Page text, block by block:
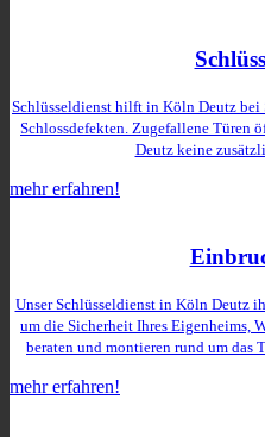
Schlüsseldienst hilft in Köln Deutz bei
Schlossdefekten. Zugefallene Türen
Deutz keine
mehr erfahren!
Unser Schlüsseldienst in Köln Deutz
um die Sicherheit Ihres Eigenheims,
beraten und montieren rund um das
mehr erfahren!